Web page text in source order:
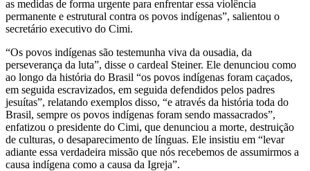
as medidas de forma urgente para enfrentar essa violência
permanente e estrutural contra os povos indígenas”, salientou o
secretário executivo do Cimi.
“Os povos indígenas são testemunha viva da ousadia, da
perseverança da luta”, disse o cardeal Steiner. Ele denunciou como
ao longo da história do Brasil “os povos indígenas foram caçados,
em seguida escravizados, em seguida defendidos pelos padres
jesuítas”, relatando exemplos disso, “e através da história toda do
Brasil, sempre os povos indígenas foram sendo massacrados”,
enfatizou o presidente do Cimi, que denunciou a morte, destruição
de culturas, o desaparecimento de línguas. Ele insistiu em “levar
adiante essa verdadeira missão que nós recebemos de assumirmos a
causa indígena como a causa da Igreja”.